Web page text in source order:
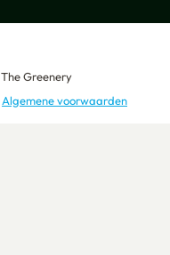
The Greenery
Algemene voorwaarden